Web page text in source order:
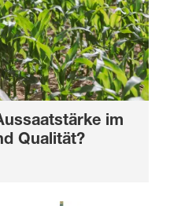
im
Qualität?